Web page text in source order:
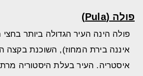
פולה (Pula)
פולה הינה העיר הגדולה ביותר
איננה בירת המחוז), השוכנת בקצה
איסטריה. העיר בעלת היסטוריה